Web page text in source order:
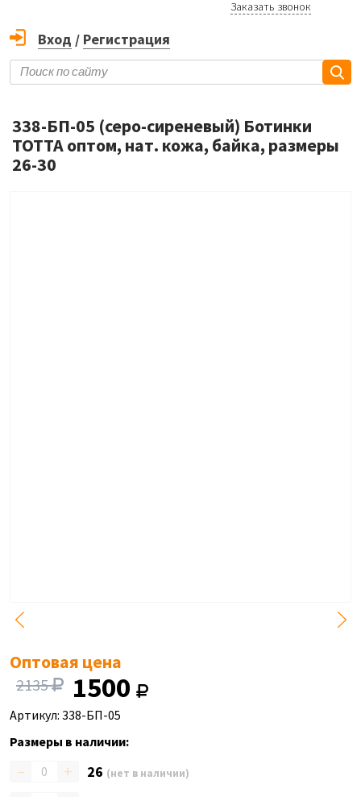
Заказать звонок
Вход / Регистрация
338-БП-05 (серо-сиреневый) Ботинки
ТОТТА оптом, нат. кожа, байка, размеры
26-30
Оптовая цена
2135 1500
Артикул: 338-БП-05
Размеры в наличии:
– + 26 (нет в наличии)